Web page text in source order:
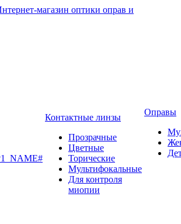
Контактные линзы
Прозрачные
Цветные
Торические
Мультифокальные
Для контроля
миопии
Оправы